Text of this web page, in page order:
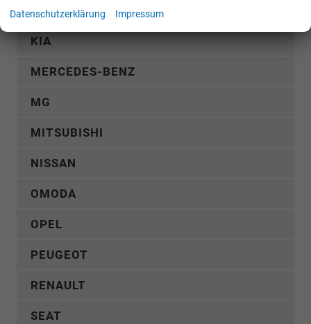
KGM
KIA
MERCEDES-BENZ
MG
MITSUBISHI
NISSAN
OMODA
OPEL
PEUGEOT
RENAULT
SEAT
Datenschutzerklärung Impressum